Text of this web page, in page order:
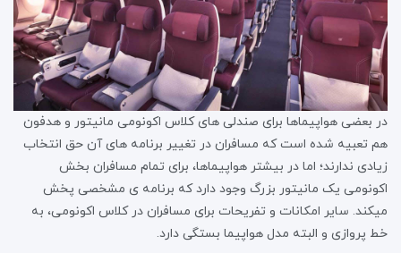
در بعضی هواپیماها برای صندلی های کلاس اکونومی مانیتور و هدفون
هم تعبیه شده است که مسافران در تغییر برنامه های آن حق انتخاب
زیادی ندارند؛ اما در بیشتر هواپیماها، برای تمام مسافران بخش
اکونومی یک مانیتور بزرگ وجود دارد که برنامه ی مشخصی پخش
میکند. سایر امکانات و تفریحات برای مسافران در کلاس اکونومی، به
خط پروازی و البته مدل هواپیما بستگی دارد.